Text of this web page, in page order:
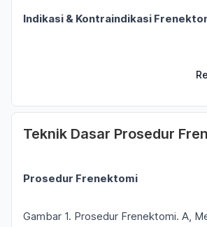
Indikasi & Kontraindikasi
Teknik Dasar Prosedur
Prosedur Frenektomi
Gambar 1. Prosedur Frenektomi. A,